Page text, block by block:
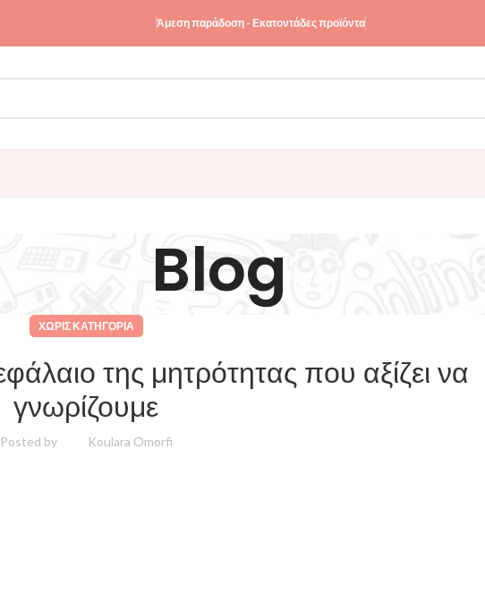
Άμεση παράδοση - Εκατοντάδες προϊόντα
Blog
ΧΩΡΊΣ ΚΑΤΗΓΟΡΊΑ
της μητρότητας που αξίζει να
γνωρίζουμε
Posted by Koulara Omorfi